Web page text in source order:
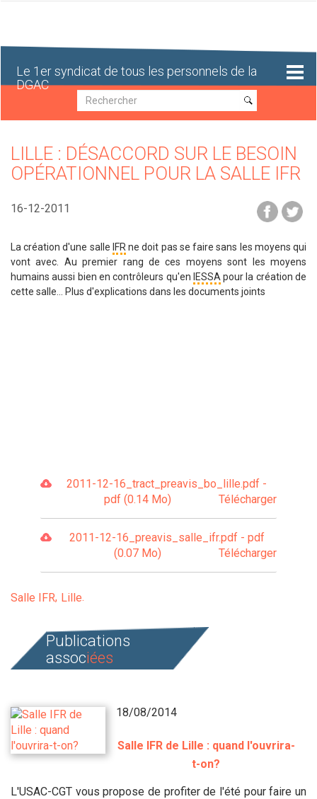
Le 1er syndicat de tous les personnels de la
DGAC
Recherche
Recherche
LILLE : DÉSACCORD SUR LE BESOIN
OPÉRATIONNEL POUR LA SALLE IFR
16-12-2011
La création d'une salle IFR ne doit pas se faire sans les moyens qui
vont avec. Au premier rang de ces moyens sont les moyens
humains aussi bien en contrôleurs qu'en IESSA pour la création de
cette salle... Plus d'explications dans les documents joints
2011-12-16_tract_preavis_bo_lille.pdf -
pdf (0.14 Mo)
Télécharger
2011-12-16_preavis_salle_ifr.pdf - pdf
(0.07 Mo)
Télécharger
Salle IFR Lille
Publications
associées
18/08/2014
Salle IFR de Lille : quand l'ouvrira-
t-on?
L'USAC-CGT vous propose de profiter de l'été pour faire un